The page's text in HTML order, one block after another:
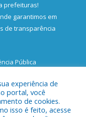
prefeituras!
garantimos em
de transparência
Pública
Municipal de Santa
experiência de
portal, você
de cookies.
isso é feito, acesse